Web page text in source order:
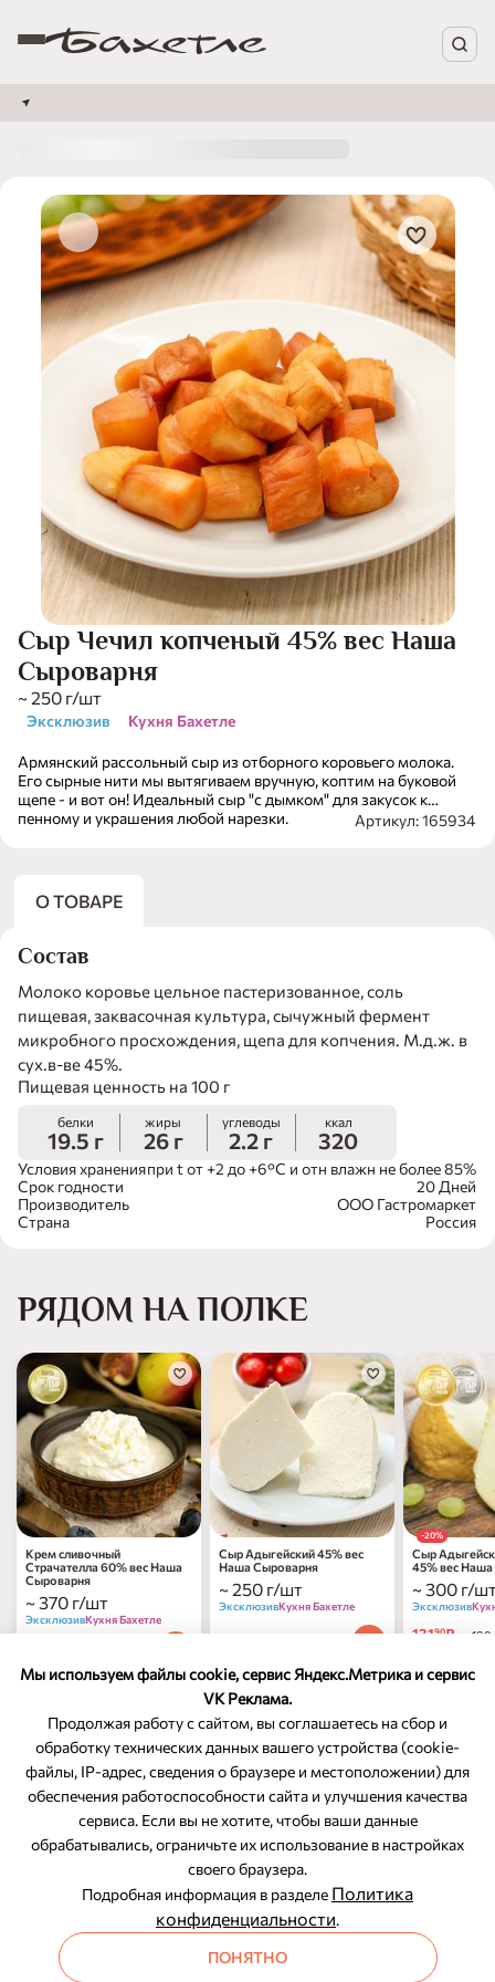
Мы используем файлы cookie, сервис Яндекс.Метрика и сервис
VK Реклама.
Продолжая работу с сайтом, вы соглашаетесь на сбор и
обработку технических данных вашего устройства (cookie-
файлы, IP-адрес, сведения о браузере и местоположении) для
обеспечения работоспособности сайта и улучшения качества
сервиса. Если вы не хотите, чтобы ваши данные
обрабатывались, ограничьте их использование в настройках
своего браузера.
Подробная информация в разделе Политика
конфиденциальности.
ПОНЯТНО
Сыр Чечил копченый 45% вес Наша
Сыроварня
~ 250 г/шт
Эксклюзив Кухня Бахетле
Армянский рассольный сыр из отборного коровьего молока.
Его сырные нити мы вытягиваем вручную, коптим на буковой
щепе - и вот он! Идеальный сыр "с дымком" для закусок к
пенному и украшения любой нарезки.
Артикул: 165934
О ТОВАРЕ
Пищевая ценность на 100 г
белки
19.5 г
жиры
26 г
углеводы
2.2 г
ккал
320
Условия храненияпри t от +2 до +6°С и отн влажн не более 85%
Срок годности
20 Дней
Производитель
ООО Гастромаркет
Страна
Россия
Состав
Молоко коровье цельное пастеризованное, соль
пищевая, заквасочная культура, сычужный фермент
микробного просхождения, щепа для копчения. М.д.ж. в
сух.в-ве 45%.
РЯДОМ НА ПОЛКЕ
Крем cливочный
Страчателла 60% вес Наша
Сыроварня
~ 370 г/шт
ЭксклюзивКухня Бахетле
Сыр Адыгейский 45% вес
Наша Сыроварня
~ 250 г/шт
ЭксклюзивКухня Бахетле
-20%
Сыр
45% вес
~ 300 г/
Эксклюзив
13190₽
за 100
ОБРАТНАЯ СВЯЗЬ
8-800-350-46-10
Служба поддержки